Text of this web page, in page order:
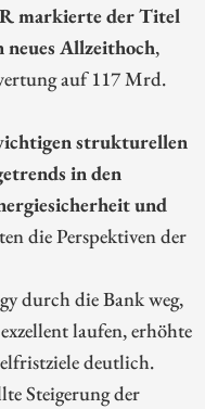
markierte der Titel
neues Allzeithoch,
auf 117 Mrd.
strukturellen
in den
und
die Perspektiven der
durch die Bank weg,
laufen, erhöhte
deutlich.
Steigerung der